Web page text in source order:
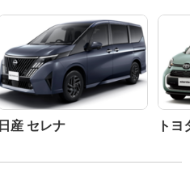
日産 セレナ ト